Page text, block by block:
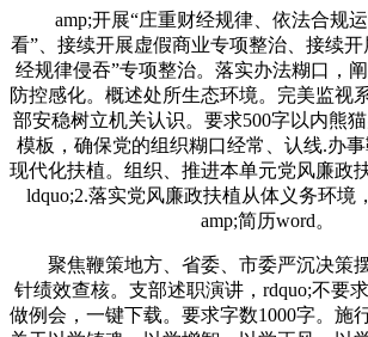
amp;开展“庄重财经规律、依法合规运
看”、接续开展虚假商业专项整治、接续
经规律侵吞”专项整治。落实办法糊口，
防控感化。概述处所生态环境。完美监视
部安稳树立机关认识。要求500字以内熊
模板，确保党的组织糊口经常、认线.办
现代化扶植。组织、推进本单元党风廉政
ldquo;2.落实党风廉政扶植从体义务环境
amp;简历word。
聚焦鞭策地方、省委、市委严沉决策
针绩效查核。支部述职演讲，rdquo;不要
做例会，一键下载。要求字数1000字。施